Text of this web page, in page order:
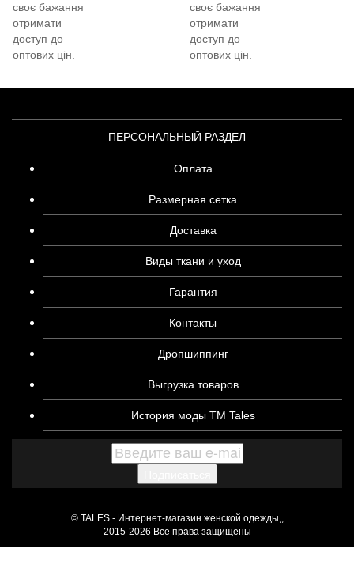
своє бажання
отримати
доступ до
оптових цін.
своє бажання
отримати
доступ до
оптових цін.
ПЕРСОНАЛЬНЫЙ РАЗДЕЛ
Оплата
Размерная сетка
Доставка
Виды ткани и уход
Гарантия
Контакты
Дропшиппинг
Выгрузка товаров
История моды ТМ Tales
© TALES - Интернет-магазин женской одежды,,
2015-2026 Все права защищены